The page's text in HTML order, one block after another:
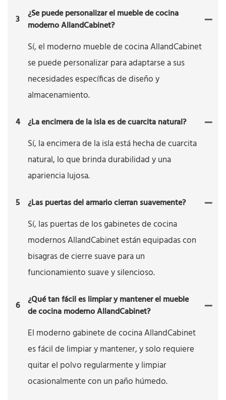
3
¿Se puede personalizar el mueble de cocina
moderno AllandCabinet?
Sí, el moderno mueble de cocina AllandCabinet
se puede personalizar para adaptarse a sus
necesidades específicas de diseño y
almacenamiento.
4 ¿La encimera de la isla es de cuarcita natural?
Sí, la encimera de la isla está hecha de cuarcita
natural, lo que brinda durabilidad y una
apariencia lujosa.
5 ¿Las puertas del armario cierran suavemente?
Sí, las puertas de los gabinetes de cocina
modernos AllandCabinet están equipadas con
bisagras de cierre suave para un
funcionamiento suave y silencioso.
6
¿Qué tan fácil es limpiar y mantener el mueble
de cocina moderno AllandCabinet?
El moderno gabinete de cocina AllandCabinet
es fácil de limpiar y mantener, y solo requiere
quitar el polvo regularmente y limpiar
ocasionalmente con un paño húmedo.